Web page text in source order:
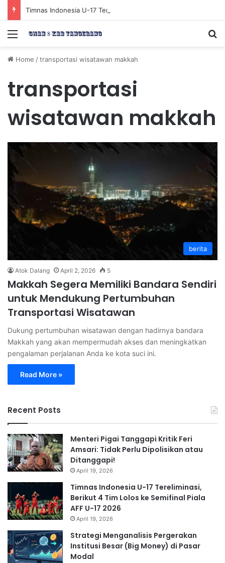
Menu
Home /transportasi wisatawan makkah
transportasi
wisatawan makkah
berita
Atok Dalang April 2, 2026 5
Makkah Segera Memiliki Bandara Sendiri
untuk Mendukung Pertumbuhan
Transportasi Wisatawan
Dukung pertumbuhan wisatawan dengan hadirnya bandara
Makkah yang akan mempermudah akses dan meningkatkan
pengalaman perjalanan Anda ke kota suci ini.
Read More »
Recent Posts
Menteri Pigai Tanggapi Kritik Feri
Amsari: Tidak Perlu Dipolisikan atau
Ditanggapi!
April 19, 2026
Timnas Indonesia U-17 Tereliminasi,
Berikut 4 Tim Lolos ke Semifinal Piala
AFF U-17 2026
April 19, 2026
Strategi Menganalisis Pergerakan
Institusi Besar (Big Money) di Pasar
Modal